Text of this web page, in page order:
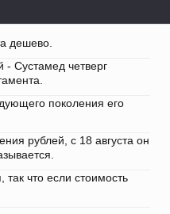
дешево.
- Сустамед четверг
поколения его
рублей, с 18 августа он
что если стоимость